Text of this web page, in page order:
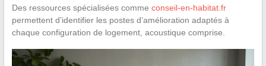
Des ressources spécialisées comme conseil-en-habitat.fr
permettent d’identifier les postes d’amélioration adaptés à
chaque configuration de logement, acoustique comprise.